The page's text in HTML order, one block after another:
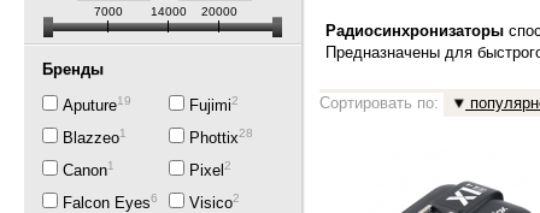
7000 14000 20000
Бренды
Aputure19
Blazzeo1
Canon1
Falcon Eyes6
Fujimi2
Phottix28
Pixel2
Visico2
Радиосинхронизаторы
Предназначены для
Сортировать по: